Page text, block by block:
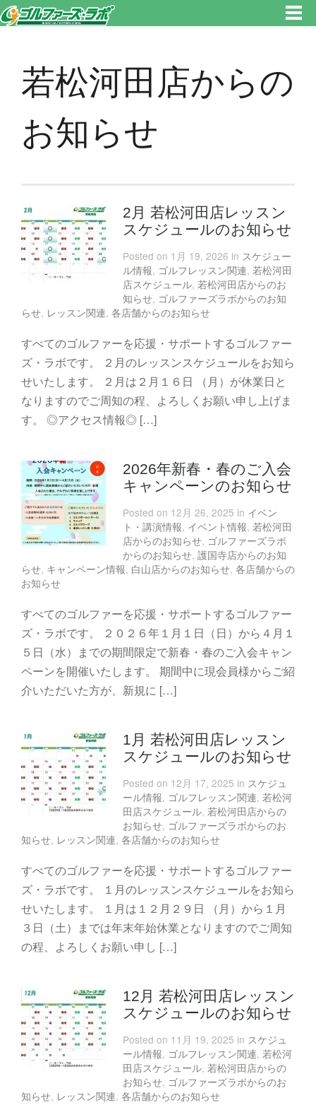
気軽にゴルフレッスン！
若松河田店からの
お知らせ
2月 若松河田店レッスン
スケジュールのお知らせ
Posted on 1月 19, 2026 in スケジュー
ル情報, ゴルフレッスン関連, 若松河田
店スケジュール, 若松河田店からのお
知らせ, ゴルファーズラボからのお知
らせ, レッスン関連, 各店舗からのお知らせ
すべてのゴルファーを応援・サポートするゴルファー
ズ・ラボです。 ２月のレッスンスケジュールをお知ら
せいたします。 ２月は２月１６日 （月）が休業日と
なりますのでご周知の程、よろしくお願い申し上げま
す。 ◎アクセス情報◎ […]
2026年新春・春のご入会
キャンペーンのお知らせ
Posted on 12月 26, 2025 in イベン
ト・講演情報, イベント情報, 若松河田
店からのお知らせ, ゴルファーズラボ
からのお知らせ, 護国寺店からのお知
らせ, キャンペーン情報, 白山店からのお知らせ, 各店舗からの
お知らせ
すべてのゴルファーを応援・サポートするゴルファー
ズ・ラボです。 ２０２６年１月１日（日）から４月１
５日（水）までの期間限定で新春・春のご入会キャン
ペーンを開催いたします。 期間中に現会員様からご紹
介いただいた方が、新規に […]
1月 若松河田店レッスン
スケジュールのお知らせ
Posted on 12月 17, 2025 in スケジュ
ール情報, ゴルフレッスン関連, 若松河
田店スケジュール, 若松河田店からの
お知らせ, ゴルファーズラボからのお
知らせ, レッスン関連, 各店舗からのお知らせ
すべてのゴルファーを応援・サポートするゴルファー
ズ・ラボです。 １月のレッスンスケジュールをお知ら
せいたします。 １月は１２月２９日 （月）から１月
３日（土）までは年末年始休業となりますのでご周知
の程、よろしくお願い申し […]
12月 若松河田店レッスン
スケジュールのお知らせ
Posted on 11月 19, 2025 in スケジュ
ール情報, ゴルフレッスン関連, 若松河
田店スケジュール, 若松河田店からの
お知らせ, ゴルファーズラボからのお
知らせ, レッスン関連, 各店舗からのお知らせ